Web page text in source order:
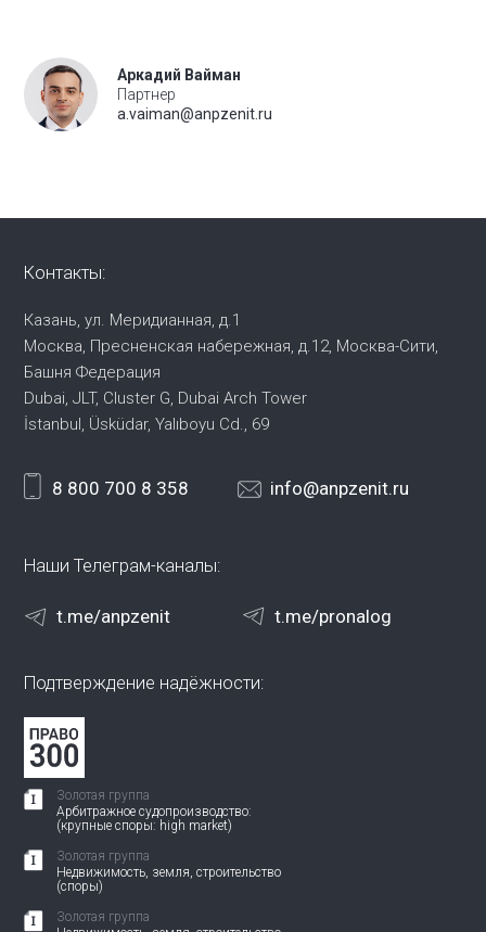
Аркадий Вайман
Партнер
a.vaiman@anpzenit.ru
Контакты:
Казань, ул. Меридианная, д.1
Москва, Пресненская набережная, д.12, Москва-Сити,
Башня Федерация
Dubai, JLT, Cluster G, Dubai Arch Tower
İstanbul, Üsküdar, Yalıboyu Cd., 69
8 800 700 8 358 info@anpzenit.ru
Наши Телеграм-каналы:
t.me/anpzenit t.me/pronalog
Подтверждение надёжности:
Золотая группа
Арбитражное судопроизводство:
(крупные споры: high market)
Золотая группа
Недвижимость, земля, строительство
(споры)
Золотая группа